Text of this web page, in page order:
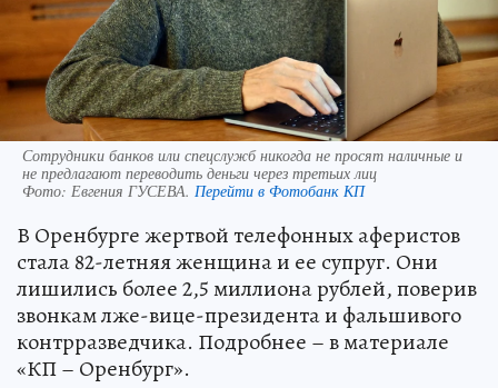
Сотрудники банков или спецслужб никогда не просят наличные и
не предлагают переводить деньги через третьих лиц
Фото: Евгения ГУСЕВА. Перейти в Фотобанк КП
В Оренбурге жертвой телефонных аферистов
стала 82-летняя женщина и ее супруг. Они
лишились более 2,5 миллиона рублей, поверив
звонкам лже-вице-президента и фальшивого
контрразведчика. Подробнее – в материале
«КП – Оренбург».